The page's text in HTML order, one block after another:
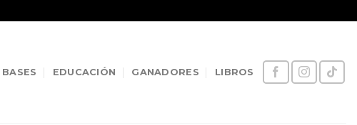
BASES EDUCACIÓN GANADORES LIBROS